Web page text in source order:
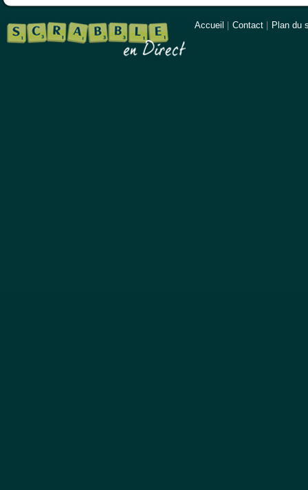
Accueil Contact Plan du